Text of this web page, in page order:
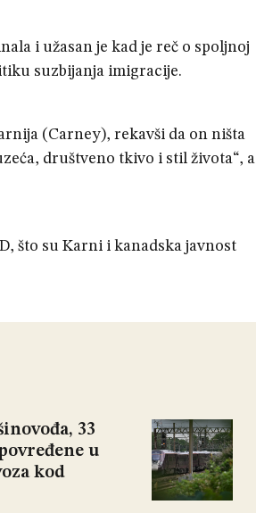
i užasan je kad je reč o spoljnoj
suzbijanja imigracije.
(Carney), rekavši da on ništa
društveno tkivo i stil života“, a
što su Karni i kanadska javnost
33
u
kod